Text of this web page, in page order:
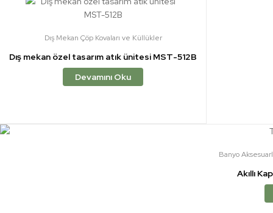
Dış Mekan Çöp Kovaları ve Küllükler
Dış mekan özel tasarım atık ünitesi MST-512B
Devamını Oku
Banyo
Akıllı